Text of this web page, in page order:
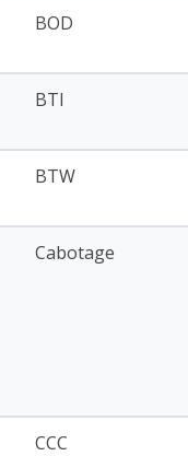
BOD
BTI
BTW
Cabotage
CCC